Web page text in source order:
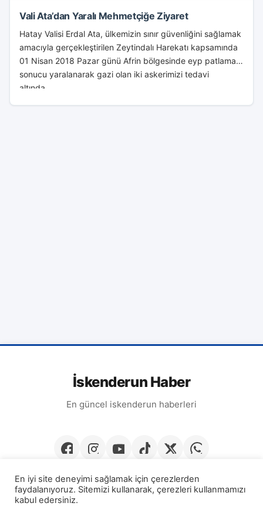
Vali Ata’dan Yaralı Mehmetçiğe Ziyaret
Hatay Valisi Erdal Ata, ülkemizin sınır güvenliğini sağlamak
amacıyla gerçekleştirilen Zeytindalı Harekatı kapsamında
01 Nisan 2018 Pazar günü Afrin bölgesinde eyp patlaması
sonucu yaralanarak gazi olan iki askerimizi tedavi
altında...
İskenderun Haber
En güncel iskenderun haberleri
En iyi site deneyimi sağlamak için çerezlerden
faydalanıyoruz. Sitemizi kullanarak, çerezleri kullanmamızı
kabul edersiniz.